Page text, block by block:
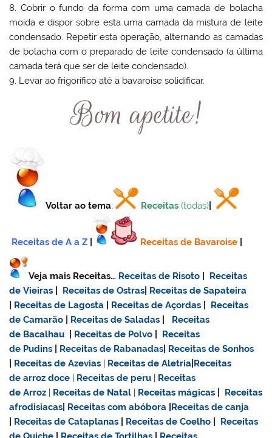
8. Cobrir o fundo da forma com uma camada de bolacha
moída e dispor sobre esta uma camada da mistura de leite
condensado. Repetir esta operação, alternando as camadas
de bolacha com o preparado de leite condensado (a última
camada terá que ser de leite condensado).
9. Levar ao frigorífico até a bavaroise solidificar.
Voltar ao tema: Receitas (todas)
Receitas de A a Z Receitas de Bavaroise
Veja mais Receitas… Receitas de Risoto
Receitas
de Vieiras
Receitas de Ostras Receitas de Sapateira
Receitas de Lagosta Receitas de Açordas
Receitas
de Camarão
Receitas de Saladas
Receitas
de Bacalhau
Receitas de Polvo
Receitas
de Pudins
Receitas de Rabanadas Receitas de Sonhos
Receitas de Azevias | Receitas de Aletria Receitas
dearroz doce | Receitas de peru | Receitas
de Arroz | Receitas de Natal | Receitas mágicas
Receitas
afrodisiacas Receitas com abóbora Receitas de canja
Receitas de Cataplanas Receitas de Coelho
Receitas